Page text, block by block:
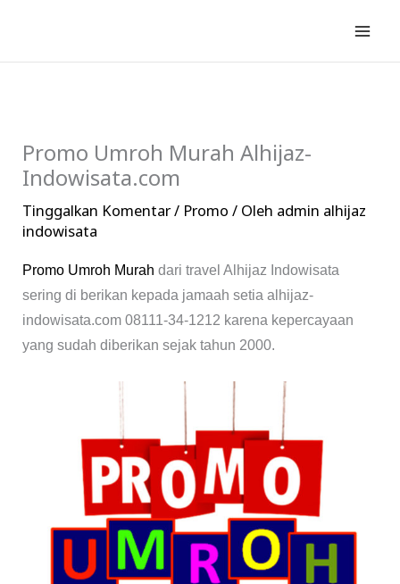
konten
Promo Umroh Murah Alhijaz-
Indowisata.com
Tinggalkan Komentar/ Promo / Oleh admin alhijaz
indowisata
Promo Umroh Murah dari travel Alhijaz Indowisata
sering di berikan kepada jamaah setia alhijaz-
indowisata.com 08111-34-1212 karena kepercayaan
yang sudah diberikan sejak tahun 2000.